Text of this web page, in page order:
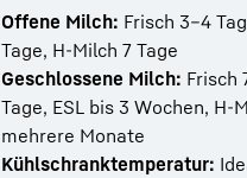
Offene Milch: Frisch 3–4
Tage, H-Milch 7 Tage
Geschlossene Milch: Frisch
Tage, ESL bis 3 Wochen, H-
mehrere Monate
Kühlschranktemperatur: